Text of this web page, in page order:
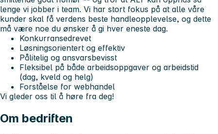
lenge vi jobber i team. Vi har stort fokus på at alle våre
kunder skal få verdens beste handleopplevelse, og dette
må være noe du ønsker å gi hver eneste dag.
Konkurransedrevet
Løsningsorientert og effektiv
Pålitelig og ansvarsbevisst
Fleksibel på både arbeidsoppgaver og arbeidstid
(dag, kveld og helg)
Forståelse for webhandel
Vi gleder oss til å høre fra deg!
Om bedriften